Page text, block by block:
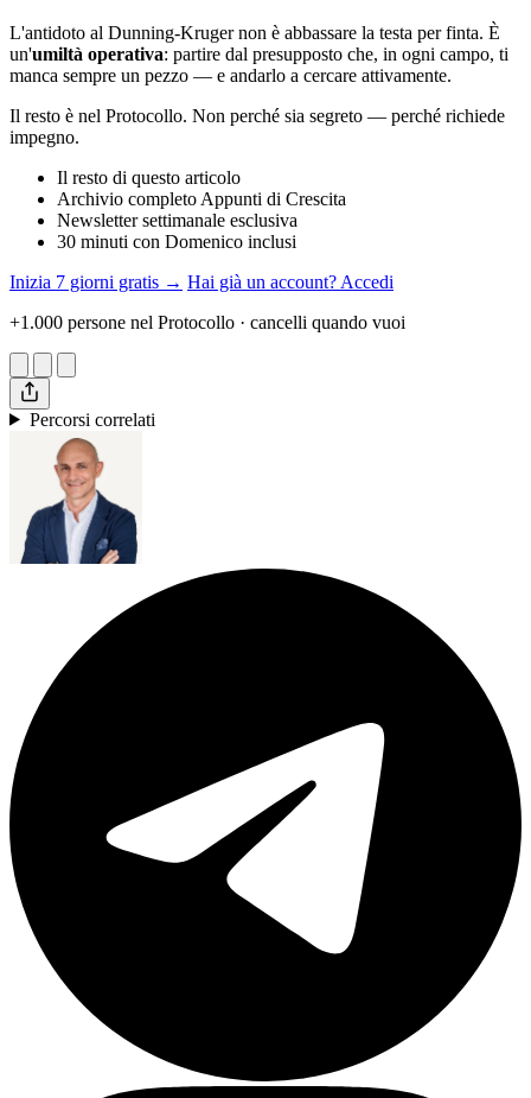
L'antidoto al Dunning-Kruger non è abbassare la testa per finta. È
un'umiltà operativa: partire dal presupposto che, in ogni campo, ti
manca sempre un pezzo — e andarlo a cercare attivamente.
Il resto è nel Protocollo. Non perché sia segreto — perché richiede
impegno.
Il resto di questo articolo
Archivio completo Appunti di Crescita
Newsletter settimanale esclusiva
30 minuti con Domenico inclusi
Inizia 7 giorni gratis → Hai già un account? Accedi
+1.000 persone nel Protocollo · cancelli quando vuoi
Percorsi correlati